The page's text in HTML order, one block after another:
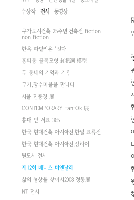
수상작
전시 동영상
구가도시건축 25주년 건축전 fiction
non fiction
한옥 파빌리온 '짓다'
홍파동 골목모형 紅把洞 模型
두 동네의 기억과 기록
구가,장수마을을 만나다
서울 진풍경 展
CONTEMPORARY Han-Ok 展
홍대 앞 서교 365
한국 현대건축 아시아전,한일 교류전
한국 현대건축 아시아전,상하이
원도시 전시
제12회 베니스 비엔날레
삶의 형상을 찾아서2008 정동展
NT 전시